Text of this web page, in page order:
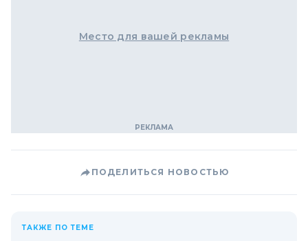
Место для вашей рекламы
ПОДЕЛИТЬСЯ НОВОСТЬЮ
ТАКЖЕ ПО ТЕМЕ